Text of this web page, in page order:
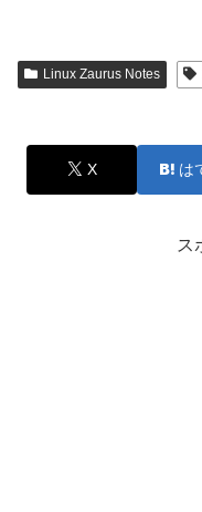
Linux Zaurus Notes
X は
ス